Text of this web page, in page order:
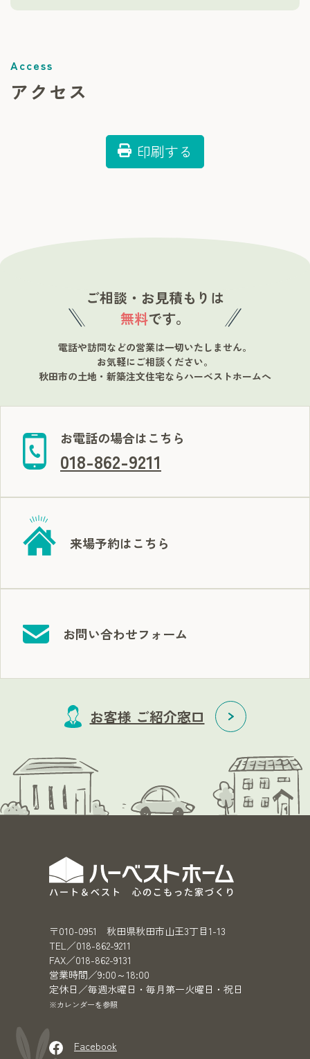
アクセス
印刷する
ご相談・お見積もりは
無料です。
電話や訪問などの営業は一切いたしません。
お気軽にご相談ください。
秋田市の土地・新築注文住宅ならハーベストホームへ
お電話の場合はこちら
018-862-9211
来場予約はこちら
お問い合わせフォーム
お客様 ご紹介窓口
〒010-0951 秋田県秋田市山王3丁目1-13
TEL／018-862-9211
FAX／018-862-9131
営業時間／9:00～18:00
定休日／毎週水曜日・毎月第一火曜日・祝日
※カレンダーを参照
Facebook